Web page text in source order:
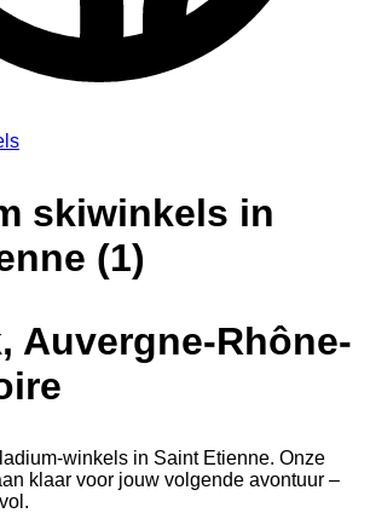
skiwinkels in
(1)
Auvergne-Rhône-
winkels in Saint Etienne. Onze
klaar voor jouw volgende avontuur –